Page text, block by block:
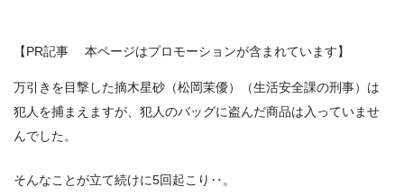
【PR記事 本ページはプロモーションが含まれています】
万引きを目撃した摘木星砂（松岡茉優）（生活安全課の刑事）は
犯人を捕まえますが、犯人のバッグに盗んだ商品は入っていませ
んでした。
そんなことが立て続けに5回起こり‥。